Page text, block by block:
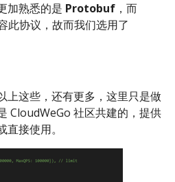
加熟悉的是 Protobuf ，而
此协议，故而我们选用了
上这些，还有更多，这里只是做
CloudWeGo 社区共建的，提供
接使用。